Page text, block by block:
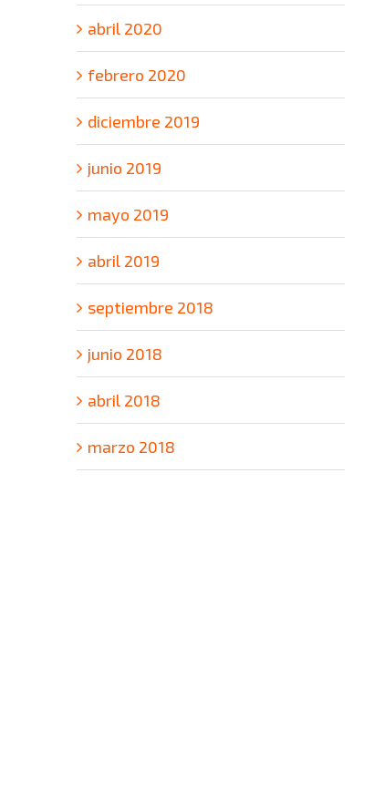
abril 2020
febrero 2020
diciembre 2019
junio 2019
mayo 2019
abril 2019
septiembre 2018
junio 2018
abril 2018
marzo 2018